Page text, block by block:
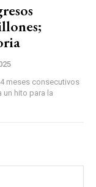
meses consecutivos
un hito para la